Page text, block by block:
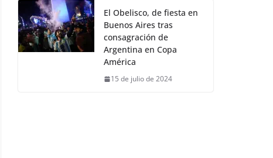
El Obelisco, de fiesta en
Buenos Aires tras
consagración de
Argentina en Copa
América
15 de julio de 2024